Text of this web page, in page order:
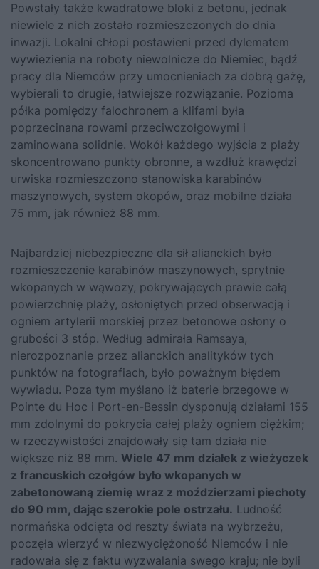
Powstały także kwadratowe bloki z betonu, jednak
niewiele z nich zostało rozmieszczonych do dnia
inwazji. Lokalni chłopi postawieni przed dylematem
wywiezienia na roboty niewolnicze do Niemiec, bądź
pracy dla Niemców przy umocnieniach za dobrą gażę,
wybierali to drugie, łatwiejsze rozwiązanie. Pozioma
półka pomiędzy falochronem a klifami była
poprzecinana rowami przeciwczołgowymi i
zaminowana solidnie. Wokół każdego wyjścia z plaży
skoncentrowano punkty obronne, a wzdłuż krawędzi
urwiska rozmieszczono stanowiska karabinów
maszynowych, system okopów, oraz mobilne działa
75 mm, jak również 88 mm.
Najbardziej niebezpieczne dla sił alianckich było
rozmieszczenie karabinów maszynowych, sprytnie
wkopanych w wąwozy, pokrywających prawie całą
powierzchnię plaży, osłoniętych przed obserwacją i
ogniem artylerii morskiej przez betonowe osłony o
grubości 3 stóp. Według admirała Ramsaya,
nierozpoznanie przez alianckich analityków tych
punktów na fotografiach, było poważnym błędem
wywiadu. Poza tym myślano iż baterie brzegowe w
Pointe du Hoc i Port-en-Bessin dysponują działami 155
mm zdolnymi do pokrycia całej plaży ogniem ciężkim;
w rzeczywistości znajdowały się tam działa nie
większe niż 88 mm. Wiele 47 mm działek z wieżyczek
z francuskich czołgów było wkopanych w
zabetonowaną ziemię wraz z moździerzami piechoty
do 90 mm, dając szerokie pole ostrzału. Ludność
normańska odcięta od reszty świata na wybrzeżu,
poczęła wierzyć w niezwyciężoność Niemców i nie
radowała się z faktu wyzwalania swego kraju; nie byli